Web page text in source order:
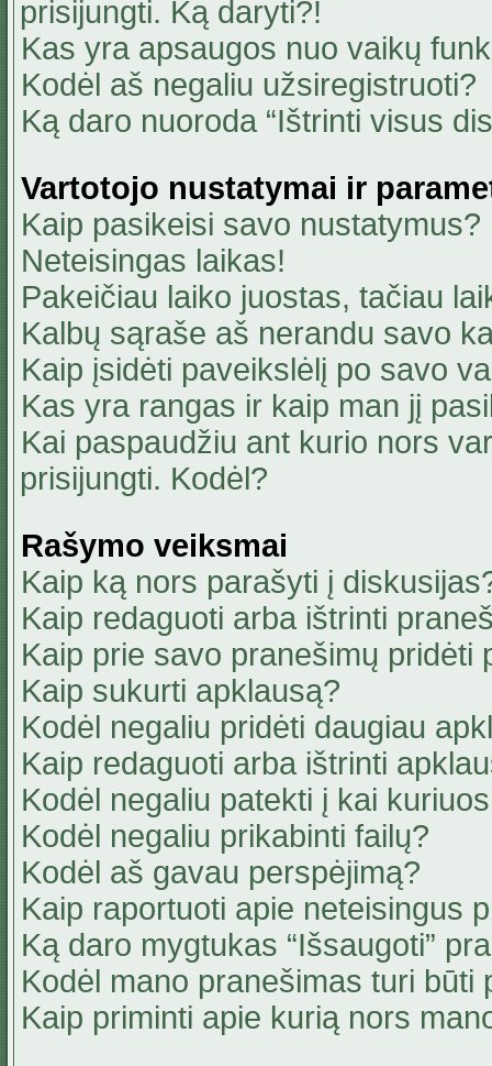
prisijungti. Ką daryti?!
Kas yra apsaugos nuo vaikų
Kodėl aš negaliu užsiregistruoti?
Ką daro nuoroda “Ištrinti visus
Vartotojo nustatymai ir
Kaip pasikeisi savo nustatymus?
Neteisingas laikas!
Pakeičiau laiko juostas, tačiau
Kalbų sąraše aš nerandu savo
Kaip įsidėti paveikslėlį po savo
Kas yra rangas ir kaip man jį
Kai paspaudžiu ant kurio nors
prisijungti. Kodėl?
Rašymo veiksmai
Kaip ką nors parašyti į
Kaip redaguoti arba ištrinti
Kaip prie savo pranešimų pridėti
Kaip sukurti apklausą?
Kodėl negaliu pridėti daugiau
Kaip redaguoti arba ištrinti
Kodėl negaliu patekti į kai
Kodėl negaliu prikabinti failų?
Kodėl aš gavau perspėjimą?
Kaip raportuoti apie neteisingus
Ką daro mygtukas “Išsaugoti”
Kodėl mano pranešimas turi būti
Kaip priminti apie kurią nors